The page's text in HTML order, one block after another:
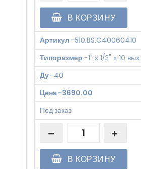
В КОРЗИНУ
Артикул -510.BS.C40060410
Типоразмер -1" х 1/2" х 10 вых.
Ду-40
Цена-3690.00
Под заказ
В КОРЗИНУ